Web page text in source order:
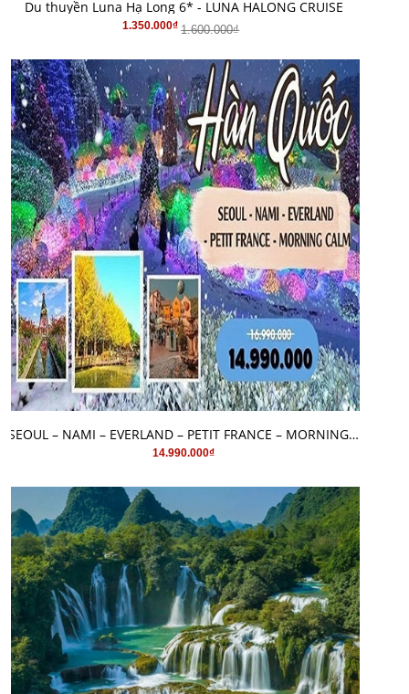
Du thuyền Luna Hạ Long 6* - LUNA HALONG CRUISE
1.350.000₫ 1.600.000₫
MUA HÀNG SEOUL – NAMI – EVERLAND – PETIT FRANCE – MORNING CALM 5 Ngày 4 Đêm
14.990.000₫